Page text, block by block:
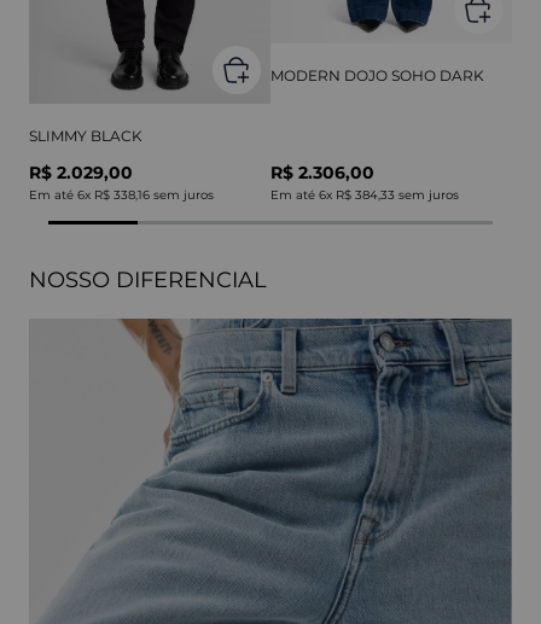
SLIMMY BLACK
R$ 2.029,00
Em até 6x R$ 338,16 sem juros
MODERN DOJO SOHO DARK
R$ 2.306,00
Em até 6x R$ 384,33 sem juros
NOSSO DIFERENCIAL